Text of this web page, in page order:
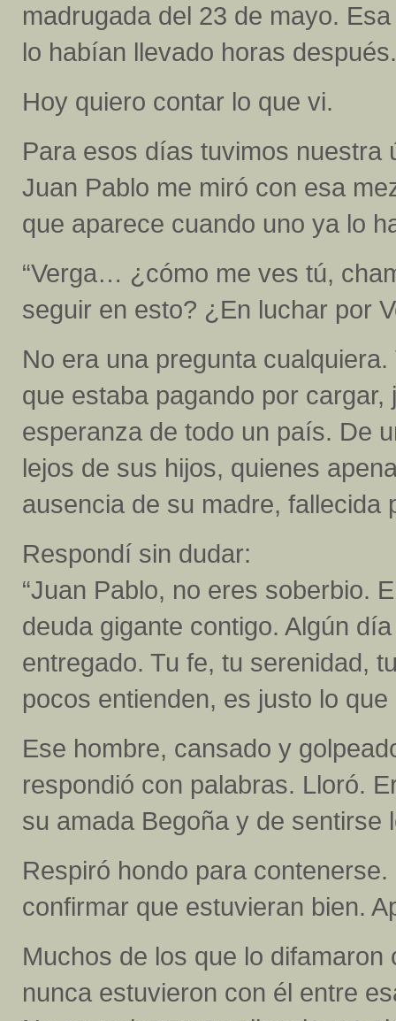
madrugada del 23 de mayo.
lo habían llevado horas después.
Hoy quiero contar lo que vi.
Para esos días tuvimos nuestra
Juan Pablo me miró con esa
que aparece cuando uno ya lo
“Verga… ¿cómo me ves tú,
seguir en esto? ¿En luchar por
No era una pregunta
que estaba pagando por
esperanza de todo un país. De
lejos de sus hijos, quienes
ausencia de su madre, fallecida
Respondí sin dudar:
“Juan Pablo, no eres soberbio.
deuda gigante contigo. Algún
entregado. Tu fe, tu serenidad,
pocos entienden, es justo lo
Ese hombre, cansado y
respondió con palabras. Lloró.
su amada Begoña y de sentirse
Respiró hondo para
confirmar que estuvieran bien.
Muchos de los que lo difamaron
nunca estuvieron con él entre